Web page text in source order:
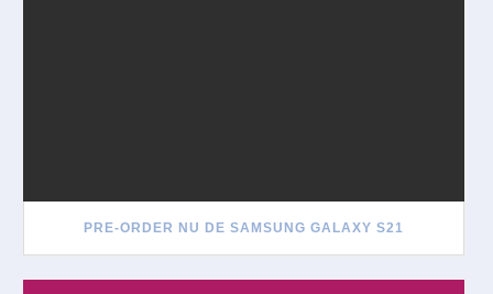
PRE-ORDER NU DE SAMSUNG GALAXY S21